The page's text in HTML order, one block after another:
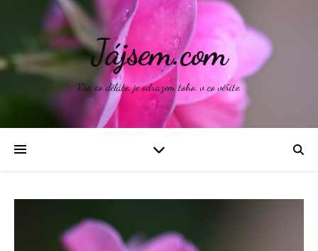
Jájsem.com
Vše, co děláte, je odrazem toho, v co věříte.